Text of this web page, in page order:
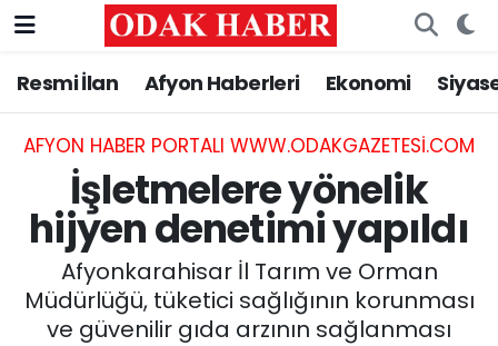
Resmi İlan Afyon Haberleri Ekonomi
AFYON HABER PORTALI WWW.ODAKGAZETESI.COM
İşletmelere yönelik
hijyen denetimi yapıldı
Afyonkarahisar İl Tarım ve Orman
Müdürlüğü, tüketici sağlığının korunması
ve güvenilir gıda arzının sağlanması
AFYONKARAHİSAR HABERLERİ
Resmi İlan
ASAYİŞ
GÜNCEL
SİYASET
Nöbetçi Eczaneler
Hava Durumu
Trafik Durumu
Süper Lig Puan Durumu ve Fikstür
Tüm Manşetler